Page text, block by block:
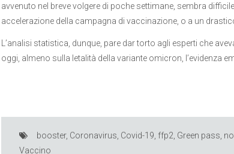
avvenuto nel breve volgere di poche settimane, sembra
accelerazione della campagna di vaccinazione, o a un
L’analisi statistica, dunque, pare dar torto agli esperti che
oggi, almeno sulla letalità della variante omicron, l’evidenza
booster, Coronavirus Covid-19 ffp2 Green pass
Vaccino